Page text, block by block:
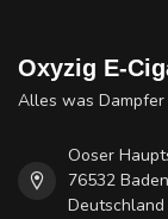
Oxyzig E-
Alles was Dampfer
Ooser
76532
Deutschland